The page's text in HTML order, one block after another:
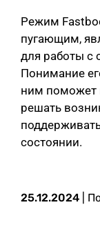
Режим
пугающим,
для работы с
Понимание
ним поможет
решать
состоянии.
25.12.2024